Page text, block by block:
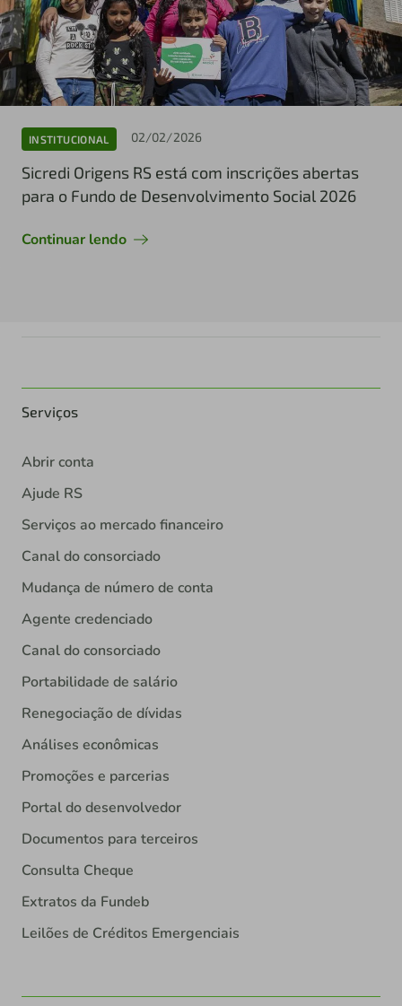
INSTITUCIONAL 02/02/2026
Sicredi Origens RS está com inscrições abertas
para o Fundo de Desenvolvimento Social 2026
Continuar lendo
Serviços
Abrir conta
Ajude RS
Serviços ao mercado financeiro
Canal do consorciado
Mudança de número de conta
Agente credenciado
Canal do consorciado
Portabilidade de salário
Renegociação de dívidas
Análises econômicas
Promoções e parcerias
Portal do desenvolvedor
Documentos para terceiros
Consulta Cheque
Extratos da Fundeb
Leilões de Créditos Emergenciais